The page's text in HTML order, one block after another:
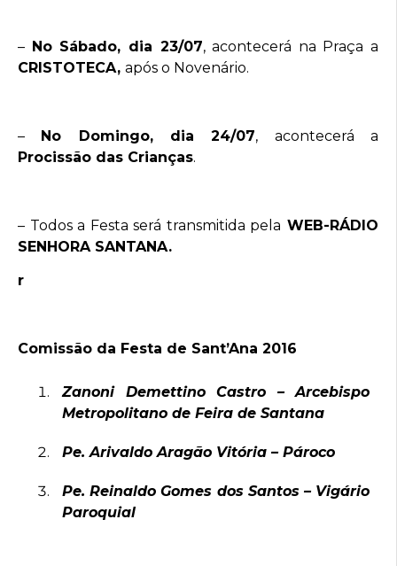
– No Sábado, dia 23/07, acontecerá na Praça a
CRISTOTECA, após o Novenário.
– No Domingo, dia 24/07, acontecerá a
Procissão das Crianças.
– Todos a Festa será transmitida pela WEB-RÁDIO
SENHORA SANTANA.
r
Comissão da Festa de Sant’Ana 2016
Zanoni Demettino Castro –Arcebispo
Metropolitano de Feira de Santana
Pe. Arivaldo Aragão Vitória – Pároco
Pe. Reinaldo Gomes dos Santos – Vigário
Paroquial